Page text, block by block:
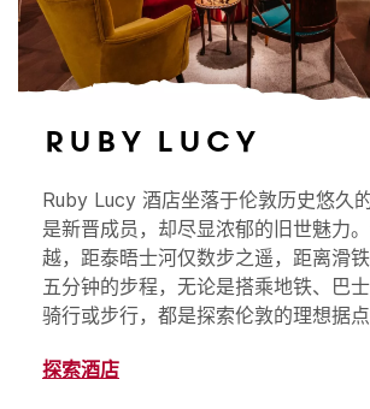
Ruby Lucy
Ruby Lucy 酒店坐落于伦敦历史悠久
是新晋成员，却尽显浓郁的旧世魅力
越，距泰晤士河仅数步之遥，距离滑
五分钟的步程，无论是搭乘地铁、巴
骑行或步行，都是探索伦敦的理想据点
探索酒店